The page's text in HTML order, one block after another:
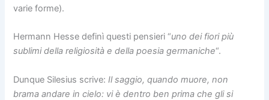
varie forme).
Hermann Hesse definì questi pensieri “uno dei fiori più
sublimi della religiosità e della poesia germaniche“.
Dunque Silesius scrive: Il saggio, quando muore, non
brama andare in cielo: vi è dentro ben prima che gli si